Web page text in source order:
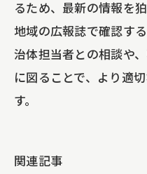
狛江市での助
申請時に注意
費用対効果を
申請後の流れ
ための助成金情報
るため、最新の情報を
地域の広報誌で確認す
治体担当者との相談や
に図ることで、より適
す。
関連記事